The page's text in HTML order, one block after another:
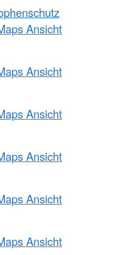
Ansicht
Ansicht
Ansicht
Ansicht
Ansicht
Ansicht